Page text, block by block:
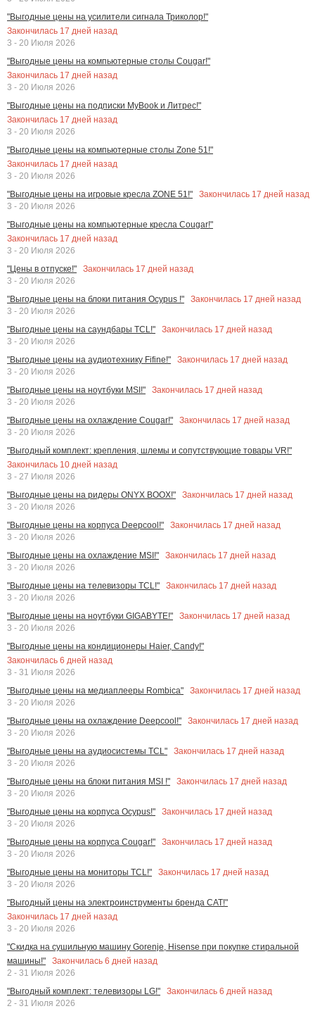
"Выгодные цены на усилители сигнала Триколор!"
Закончилась 17 дней назад
3 - 20 Июля 2026
"Выгодные цены на компьютерные столы Cougar!"
Закончилась 17 дней назад
3 - 20 Июля 2026
"Выгодные цены на подписки MyBook и Литрес!"
Закончилась 17 дней назад
3 - 20 Июля 2026
"Выгодные цены на компьютерные столы Zone 51!"
Закончилась 17 дней назад
3 - 20 Июля 2026
"Выгодные цены на игровые кресла ZONE 51!"
Закончилась 17 дней назад
3 - 20 Июля 2026
"Выгодные цены на компьютерные кресла Cougar!"
Закончилась 17 дней назад
3 - 20 Июля 2026
"Цены в отпуске!"
Закончилась 17 дней назад
3 - 20 Июля 2026
"Выгодные цены на блоки питания Ocypus !"
Закончилась 17 дней назад
3 - 20 Июля 2026
"Выгодные цены на саундбары TCL!"
Закончилась 17 дней назад
3 - 20 Июля 2026
"Выгодные цены на аудиотехнику Fifine!"
Закончилась 17 дней назад
3 - 20 Июля 2026
"Выгодные цены на ноутбуки MSI!"
Закончилась 17 дней назад
3 - 20 Июля 2026
"Выгодные цены на охлаждение Cougar!"
Закончилась 17 дней назад
3 - 20 Июля 2026
"Выгодный комплект: крепления, шлемы и сопутствующие товары VR!"
Закончилась 10 дней назад
3 - 27 Июля 2026
"Выгодные цены на ридеры ONYX BOOX!"
Закончилась 17 дней назад
3 - 20 Июля 2026
"Выгодные цены на корпуса Deepcool!"
Закончилась 17 дней назад
3 - 20 Июля 2026
"Выгодные цены на охлаждение MSI!"
Закончилась 17 дней назад
3 - 20 Июля 2026
"Выгодные цены на телевизоры TCL!"
Закончилась 17 дней назад
3 - 20 Июля 2026
"Выгодные цены на ноутбуки GIGABYTE!"
Закончилась 17 дней назад
3 - 20 Июля 2026
"Выгодные цены на кондиционеры Haier, Candy!"
Закончилась 6 дней назад
3 - 31 Июля 2026
"Выгодные цены на медиаплееры Rombica"
Закончилась 17 дней назад
3 - 20 Июля 2026
"Выгодные цены на охлаждение Deepcool!"
Закончилась 17 дней назад
3 - 20 Июля 2026
"Выгодные цены на аудиосистемы TCL"
Закончилась 17 дней назад
3 - 20 Июля 2026
"Выгодные цены на блоки питания MSI !"
Закончилась 17 дней назад
3 - 20 Июля 2026
"Выгодные цены на корпуса Ocypus!"
Закончилась 17 дней назад
3 - 20 Июля 2026
"Выгодные цены на корпуса Cougar!"
Закончилась 17 дней назад
3 - 20 Июля 2026
"Выгодные цены на мониторы TCL!"
Закончилась 17 дней назад
3 - 20 Июля 2026
"Выгодный цены на электроинструменты бренда CAT!"
Закончилась 17 дней назад
3 - 20 Июля 2026
"Скидка на сушильную машину Gorenje, Hisense при покупке стиральной
машины!"
Закончилась 6 дней назад
2 - 31 Июля 2026
"Выгодный комплект: телевизоры LG!"
Закончилась 6 дней назад
2 - 31 Июля 2026